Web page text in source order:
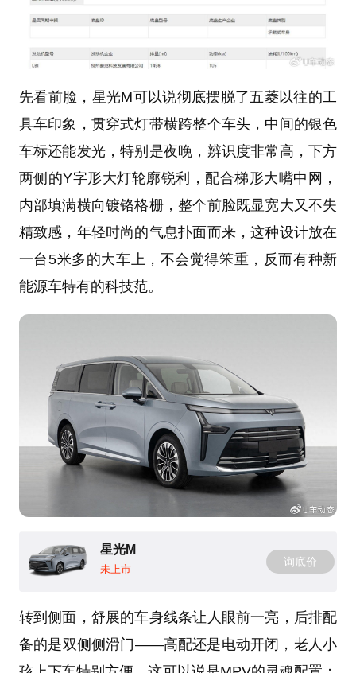
先看前脸，星光M可以说彻底摆脱了五菱以往的工
具车印象，贯穿式灯带横跨整个车头，中间的银色
车标还能发光，特别是夜晚，辨识度非常高，下方
两侧的Y字形大灯轮廓锐利，配合梯形大嘴中网，
内部填满横向镀铬格栅，整个前脸既显宽大又不失
精致感，年轻时尚的气息扑面而来，这种设计放在
一台5米多的大车上，不会觉得笨重，反而有种新
能源车特有的科技范。
星光M
未上市
询底价
转到侧面，舒展的车身线条让人眼前一亮，后排配
备的是双侧侧滑门——高配还是电动开闭，老人小